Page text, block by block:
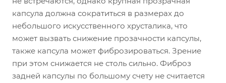
капсула должна сократиться в размерах до
небольшого искусственного хрусталика, что
может вызвать снижение прозачности капсулы,
также капсула может фиброзироваться. Зрение
при этом снижается не столь сильно. Фиброз
задней капсулы по большому счету не считается